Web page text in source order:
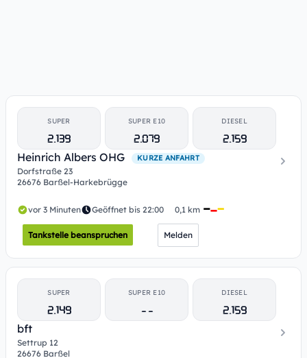
SUPER
2.139
SUPER E10
2.079
DIESEL
2.159
Heinrich Albers OHG
KURZE ANFAHRT
Dorfstraße 23
26676 Barßel-Harkebrügge
vor 3 Minuten Geöffnet bis 22:00 0,1 km
Tankstelle beanspruchen Melden
SUPER
2.149
SUPER E10
- -
DIESEL
2.159
bft
Settrup 12
26676 Barßel